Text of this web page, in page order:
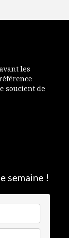
les
soucient de
semaine !